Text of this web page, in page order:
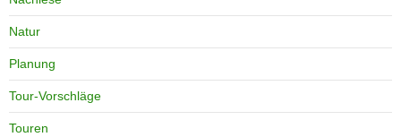
Natur
Planung
Tour-Vorschläge
Touren